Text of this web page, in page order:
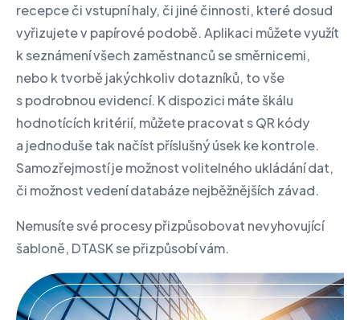
recepce či vstupní haly, či jiné činnosti, které dosud
vyřizujete v papírové podobě. Aplikaci můžete využít
k seznámení všech zaměstnanců se směrnicemi,
nebo k tvorbě jakýchkoliv dotazníků, to vše
s podrobnou evidencí. K dispozici máte škálu
hodnotících kritérií, můžete pracovat s QR kódy
a jednoduše tak načíst příslušný úsek ke kontrole.
Samozřejmostí je možnost volitelného ukládání dat,
či možnost vedení databáze nejběžnějších závad.
Nemusíte své procesy přizpůsobovat nevyhovující
šabloně, DTASK se přizpůsobí vám.